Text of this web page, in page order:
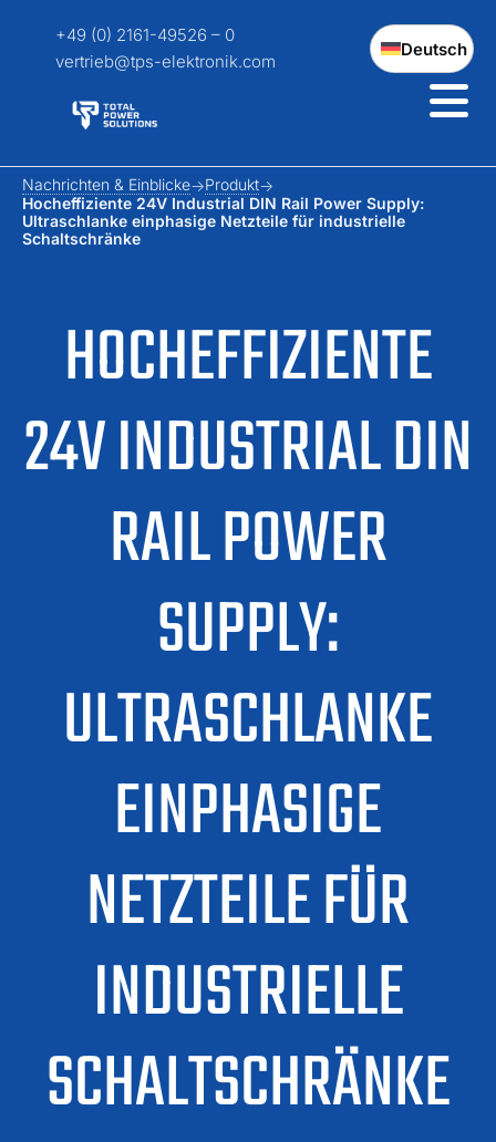
+49 (0) 2161-49526 – 0
vertrieb@tps-elektronik.com
Deutsch
HOCHEFFIZIENTE
24V INDUSTRIAL DIN
RAIL POWER
SUPPLY:
ULTRASCHLANKE
EINPHASIGE
NETZTEILE FÜR
INDUSTRIELLE
SCHALTSCHRÄNKE
Nachrichten & Einblicke
Produkt
Hocheffiziente 24V Industrial DIN Rail Power Supply:
Ultraschlanke einphasige Netzteile für industrielle
Schaltschränke